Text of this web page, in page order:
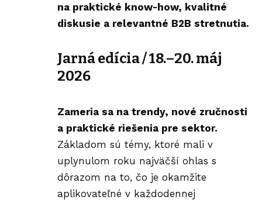
na praktické know-how, kvalitné
diskusie a relevantné B2B stretnutia.
Jarná edícia /18.–20. máj
2026
Zameria sa na trendy, nové zručnosti
a praktické riešenia pre sektor.
Základom sú témy, ktoré mali v
uplynulom roku najväčší ohlas s
dôrazom na to, čo je okamžite
aplikovateľné v každodennej